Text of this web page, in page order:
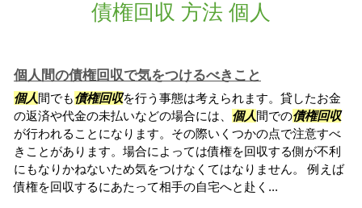
債権回収 方法 個人
個人間の債権回収で気をつけるべきこと
個人間でも債権回収を行う事態は考えられます。貸したお金
の返済や代金の未払いなどの場合には、 個人間での債権回収
が行われることになります。その際いくつかの点で注意すべ
きことがあります。場合によっては債権を回収する側が不利
にもなりかねないため気をつけなくてはなりません。 例えば
債権を回収するにあたって相手の自宅へと赴く...